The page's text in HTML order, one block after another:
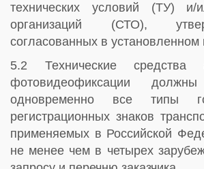
технических условий (ТУ) и/
организаций (СТО),
согласованных в установленном
5.2 Технические средства
фотовидеофиксации должны
одновременно все типы
регистрационных знаков
применяемых в Российской
не менее чем в четырех